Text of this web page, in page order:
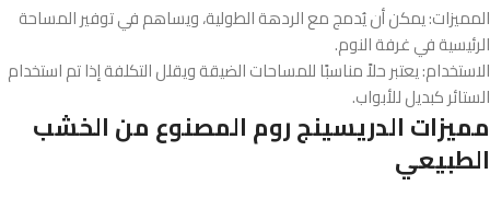
المميزات: يمكن أن يُدمج مع الردهة الطولية، ويساهم في توفير المساحة
الرئيسية في غرفة النوم.
الاستخدام: يعتبر حلاً مناسبًا للمساحات الضيقة ويقلل التكلفة إذا تم استخدام
الستائر كبديل للأبواب.
مميزات الدريسينج روم المصنوع من الخشب
الطبيعي